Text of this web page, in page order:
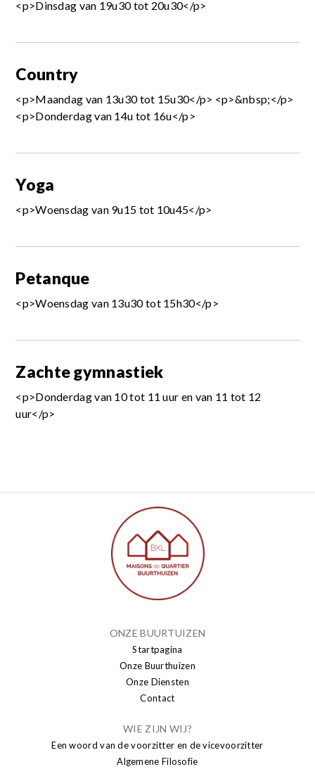
<p>Dinsdag van 19u30 tot 20u30</p>
Country
<p>Maandag van 13u30 tot 15u30</p> <p>&nbsp;</p>
<p>Donderdag van 14u tot 16u</p>
Yoga
<p>Woensdag van 9u15 tot 10u45</p>
Petanque
<p>Woensdag van 13u30 tot 15h30</p>
Zachte gymnastiek
<p>Donderdag van 10 tot 11 uur en van 11 tot 12
uur</p>
ONZE BUURTUIZEN
Startpagina
Onze Buurthuizen
Onze Diensten
Contact
WIE ZIJN WIJ?
Een woord van de voorzitter en de vicevoorzitter
Algemene Filosofie